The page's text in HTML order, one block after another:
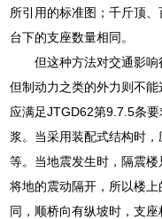
所引用的标准图；千斤顶
台下的支座数量相同。
但这种方法对交通影响
但制动力之类的外力则不
应满足JTGD62第9.7.5条
浆。当采用装配式结构时
等。当地震发生时，隔震
将地的震动隔开，所以楼
同，顺桥向有纵坡时，支